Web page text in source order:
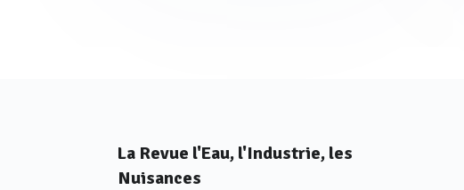
La Revue l'Eau, l'Industrie, les
Nuisances